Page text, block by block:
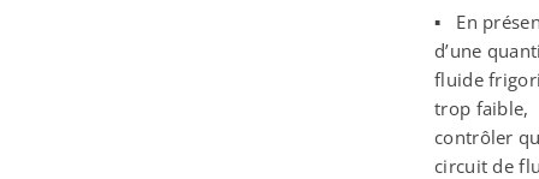
▪ En
d’une
fluide
trop faible,
contrôler
circuit de